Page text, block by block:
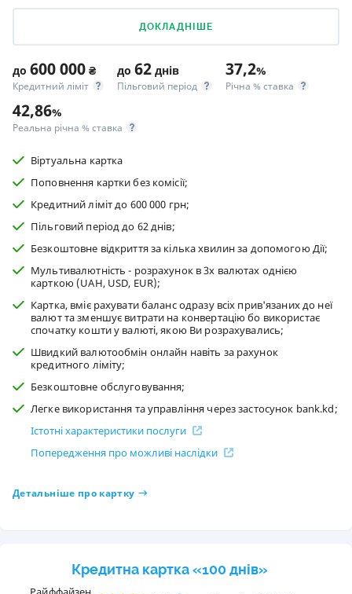
ДОКЛАДНІШЕ
до 600 000 ₴
Кредитний ліміт
до 62 днів
Пільговий період
37,2%
Річна % ставка
42,86%
Реальна річна % ставка
Віртуальна картка
Поповнення картки без комісії;
Кредитний ліміт до 600 000 грн;
Пільговий період до 62 днів;
Безкоштовне відкриття за кілька хвилин за допомогою Дії;
Мультивалютність - розрахунок в 3х валютах однією
карткою (UAH, USD, EUR);
Картка, вміє рахувати баланс одразу всіх прив'язаних до неї
валют та зменшує витрати на конвертацію бо використає
спочатку кошти у валюті, якою Ви розрахувались;
Швидкий валютообмін онлайн навіть за рахунок
кредитного ліміту;
Безкоштовне обслуговування;
Легке використання та управління через застосунок bank.kd;
Істотні характеристики послуги
Попередження про можливі наслідки
Детальніше про картку
Кредитна картка «100 днів»